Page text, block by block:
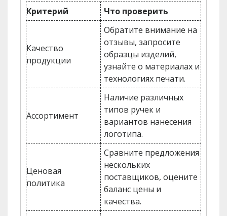
Критерий Что проверить
Качество
продукции
Обратите внимание на
отзывы, запросите
образцы изделий,
узнайте о материалах и
технологиях печати.
Ассортимент
Наличие различных
типов ручек и
вариантов нанесения
логотипа.
Ценовая
политика
Сравните предложения
нескольких
поставщиков, оцените
баланс цены и
качества.